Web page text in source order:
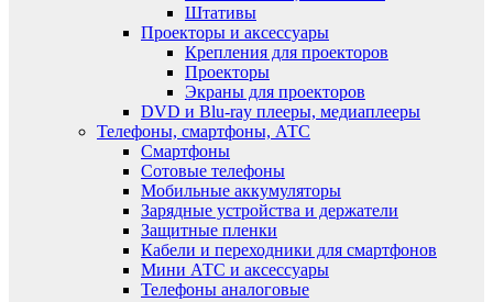
Штативы
Проекторы и аксессуары
Крепления для проекторов
Проекторы
Экраны для проекторов
DVD и Blu-ray плееры, медиаплееры
Телефоны, смартфоны, АТС
Смартфоны
Сотовые телефоны
Мобильные аккумуляторы
Зарядные устройства и держатели
Защитные пленки
Кабели и переходники для смартфонов
Мини АТС и аксессуары
Телефоны аналоговые